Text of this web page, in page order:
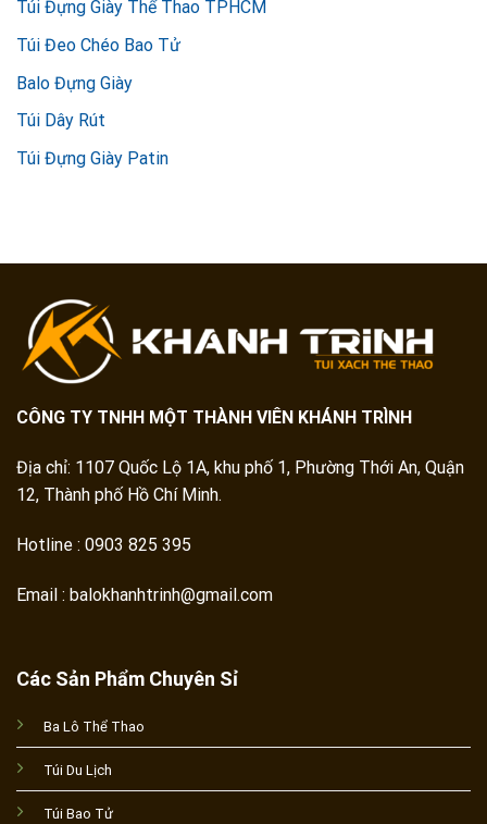
Túi Đựng Giày Thể Thao TPHCM
Túi Đeo Chéo Bao Tử
Balo Đựng Giày
Túi Dây Rút
Túi Đựng Giày Patin
CÔNG TY TNHH MỘT THÀNH VIÊN KHÁNH TRÌNH
Địa chỉ: 1107 Quốc Lộ 1A, khu phố 1, Phường Thới An, Quận
12, Thành phố Hồ Chí Minh.
Hotline : 0903 825 395
Email : balokhanhtrinh@gmail.com
Các Sản Phẩm Chuyên Sỉ
Ba Lô Thể Thao
Túi Du Lịch
Túi Bao Tử